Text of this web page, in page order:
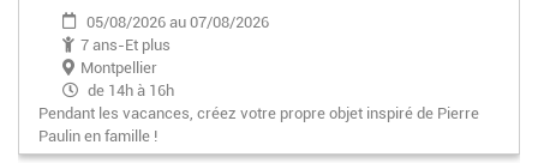
05/08/2026 au 07/08/2026
7 ans-Et plus
Montpellier
de 14h à 16h
Pendant les vacances, créez votre propre objet inspiré de Pierre
Paulin en famille !